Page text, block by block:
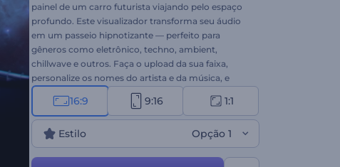
painel de um carro futurista viajando pelo espaço
profundo. Este visualizador transforma seu áudio
em um passeio hipnotizante — perfeito para
gêneros como eletrônico, techno, ambient,
chillwave e outros. Faça o upload da sua faixa,
personalize os nomes do artista e da música, e
deixe seu som atravessar o universo. Crie agora! "
16:9 9:16 1:1
Estilo Opção 1